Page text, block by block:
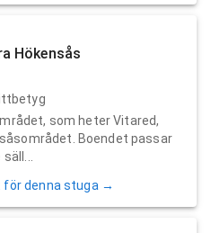
Hökensås
som heter Vitared,
Boendet passar
för denna stuga →